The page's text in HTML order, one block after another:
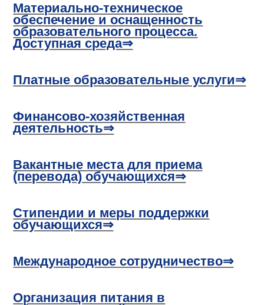
Материально-техническое
обеспечение и оснащенность
образовательного процесса.
Доступная среда⇒
Платные образовательные услуги⇒
Финансово-хозяйственная
деятельность⇒
Вакантные места для приема
(перевода) обучающихся⇒
Стипендии и меры поддержки
обучающихся⇒
Международное сотрудничество⇒
Организация питания в